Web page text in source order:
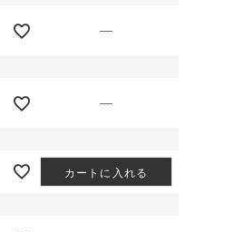
—
—
カートに入れる